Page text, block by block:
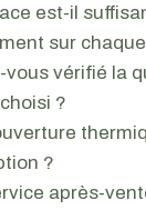
est-il
sur
vous vérifié la
?
?
après-